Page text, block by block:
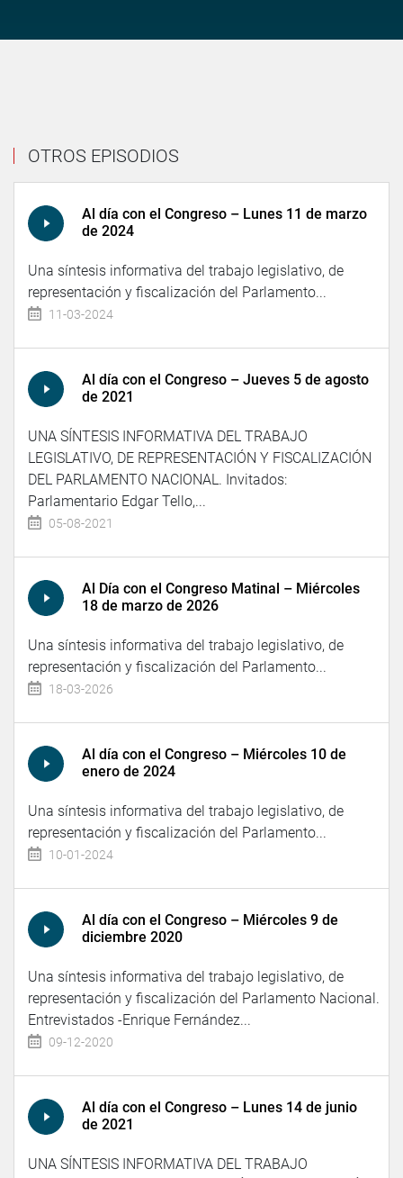
OTROS EPISODIOS
Al día con el Congreso – Lunes 11 de marzo
de 2024
Una síntesis informativa del trabajo legislativo, de
representación y fiscalización del Parlamento...
11-03-2024
Al día con el Congreso – Jueves 5 de agosto
de 2021
UNA SÍNTESIS INFORMATIVA DEL TRABAJO
LEGISLATIVO, DE REPRESENTACIÓN Y FISCALIZACIÓN
DEL PARLAMENTO NACIONAL. Invitados:
Parlamentario Edgar Tello,...
05-08-2021
Al Día con el Congreso Matinal – Miércoles
18 de marzo de 2026
Una síntesis informativa del trabajo legislativo, de
representación y fiscalización del Parlamento...
18-03-2026
Al día con el Congreso – Miércoles 10 de
enero de 2024
Una síntesis informativa del trabajo legislativo, de
representación y fiscalización del Parlamento...
10-01-2024
Al día con el Congreso – Miércoles 9 de
diciembre 2020
Una síntesis informativa del trabajo legislativo, de
representación y fiscalización del Parlamento Nacional.
Entrevistados -Enrique Fernández...
09-12-2020
Al día con el Congreso – Lunes 14 de junio
de 2021
UNA SÍNTESIS INFORMATIVA DEL TRABAJO